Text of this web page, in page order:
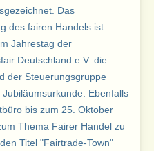
Das
des fairen Handels ist
Jahrestag der
Deutschland e.V. die
der Steuerungsgruppe
Ebenfalls
bis zum 25. Oktober
Thema Fairer Handel zu
Town"